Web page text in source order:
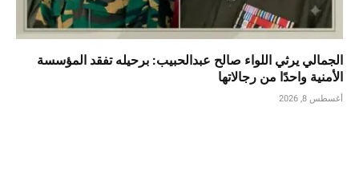
الجمالي يرثي اللواء صالح عبدالحبيب: برحيله تفقد المؤسسة
الأمنية واحدًا من رجالاتها
أغسطس 8, 2026